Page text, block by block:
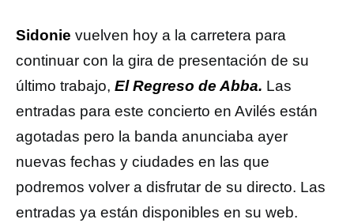
Sidonie vuelven hoy a la carretera para
continuar con la gira de presentación de su
último trabajo, El Regreso de Abba. Las
entradas para este concierto en Avilés están
agotadas pero la banda anunciaba ayer
nuevas fechas y ciudades en las que
podremos volver a disfrutar de su directo. Las
entradas ya están disponibles en su web.